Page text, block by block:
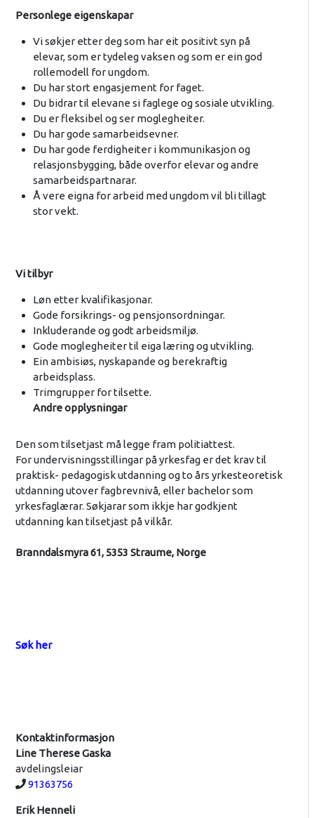
Personlege eigenskapar
Vi søkjer etter deg som har eit positivt syn på
elevar, som er tydeleg vaksen og som er ein god
rollemodell for ungdom.
Du har stort engasjement for faget.
Du bidrar til elevane si faglege og sosiale utvikling.
Du er fleksibel og ser moglegheiter.
Du har gode samarbeidsevner.
Du har gode ferdigheiter i kommunikasjon og
relasjonsbygging, både overfor elevar og andre
samarbeidspartnarar.
Å vere eigna for arbeid med ungdom vil bli tillagt
stor vekt.
Vi tilbyr
Løn etter kvalifikasjonar.
Gode forsikrings- og pensjonsordningar.
Inkluderande og godt arbeidsmiljø.
Gode moglegheiter til eiga læring og utvikling.
Ein ambisiøs, nyskapande og berekraftig
arbeidsplass.
Trimgrupper for tilsette.
Andre opplysningar
Den som tilsetjast må legge fram politiattest.
For undervisningsstillingar på yrkesfag er det krav til
praktisk- pedagogisk utdanning og to års yrkesteoretisk
utdanning utover fagbrevnivå, eller bachelor som
yrkesfaglærar. Søkjarar som ikkje har godkjent
utdanning kan tilsetjast på vilkår.
Branndalsmyra 61, 5353 Straume, Norge
Søk her
Kontaktinformasjon
Line Therese Gaska
avdelingsleiar
Telefon:
91363756
Erik Henneli